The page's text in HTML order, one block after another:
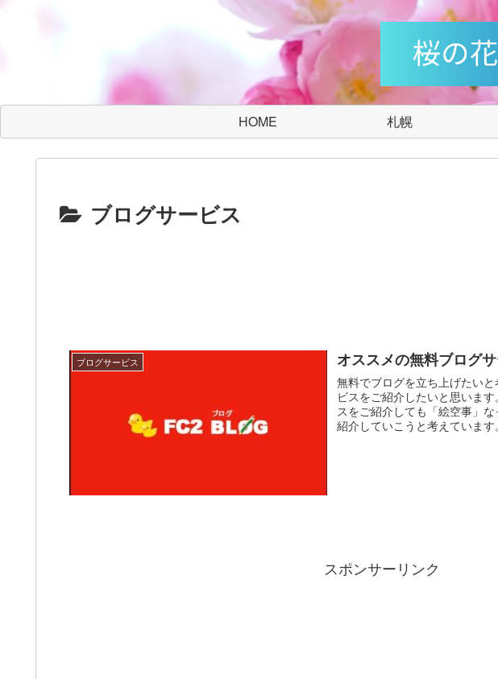
HOME 札幌
ブログサービス
ブログサービス オススメの無料ブログ
無料でブログを立ち上げたい
ビスをご紹介したいと思いま
スをご紹介しても「絵空事」
紹介していこうと考えています。
スポンサーリンク